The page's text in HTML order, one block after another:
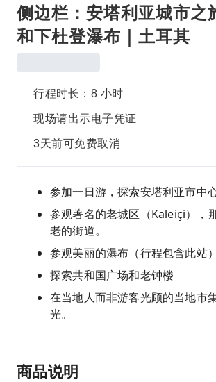
侧边栏：安塔利亚城市之
和下杜登瀑布｜土耳其
行程时长：8 小时
现场请出示电子凭证
3天前可免费取消
参加一日游，探索安塔利亚市中心
参观著名的老城区（Kaleiçi），
老的街道。
参观美丽的瀑布（行程包含此站）
探索共和国广场和老钟楼
在当地人而非游客光顾的当地市
光。
商品说明